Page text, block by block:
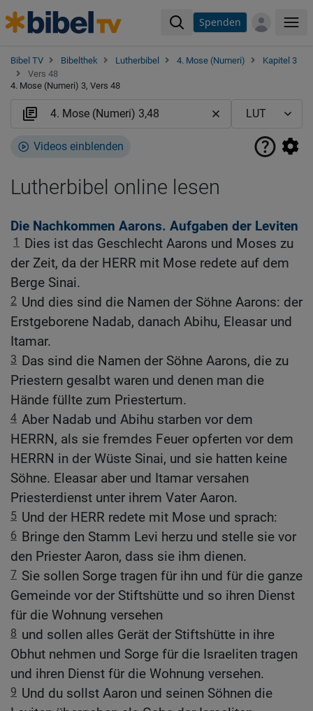
Spenden
Bibel TV Bibelthek Lutherbibel 4. Mose (Numeri)
Kapitel 3
Vers 48
4. Mose (Numeri) 3, Vers 48
Videos einblenden
Lutherbibel online lesen
Die Nachkommen Aarons. Aufgaben der Leviten
1
Dies ist das Geschlecht Aarons und Moses zu
der Zeit, da der HERR mit Mose redete auf dem
Berge Sinai.
2 Und dies sind die Namen der Söhne Aarons: der
Erstgeborene Nadab, danach Abihu, Eleasar und
Itamar.
3 Das sind die Namen der Söhne Aarons, die zu
Priestern gesalbt waren und denen man die
Hände füllte zum Priestertum.
4 Aber Nadab und Abihu starben vor dem
HERRN, als sie fremdes Feuer opferten vor dem
HERRN in der Wüste Sinai, und sie hatten keine
Söhne. Eleasar aber und Itamar versahen
Priesterdienst unter ihrem Vater Aaron.
5 Und der HERR redete mit Mose und sprach:
6 Bringe den Stamm Levi herzu und stelle sie vor
den Priester Aaron, dass sie ihm dienen.
7 Sie sollen Sorge tragen für ihn und für die ganze
Gemeinde vor der Stiftshütte und so ihren Dienst
für die Wohnung versehen
8 und sollen alles Gerät der Stiftshütte in ihre
Obhut nehmen und Sorge für die Israeliten tragen
und ihren Dienst für die Wohnung versehen.
9 Und du sollst Aaron und seinen Söhnen die